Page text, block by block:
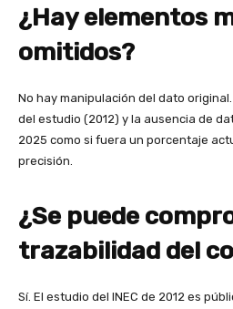
¿Hay elementos
omitidos?
No hay manipulación del dato
del estudio (2012) y la ausencia de
2025 como si fuera un porcentaje
precisión.
¿Se puede
trazabilidad del
Sí. El estudio del INEC de 2012 es